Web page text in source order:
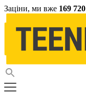
Заціни, ми вже 169 720